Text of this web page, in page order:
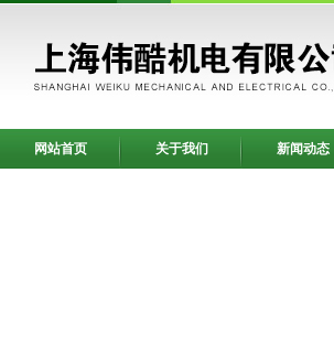
网站首页 关于我们 新闻动态